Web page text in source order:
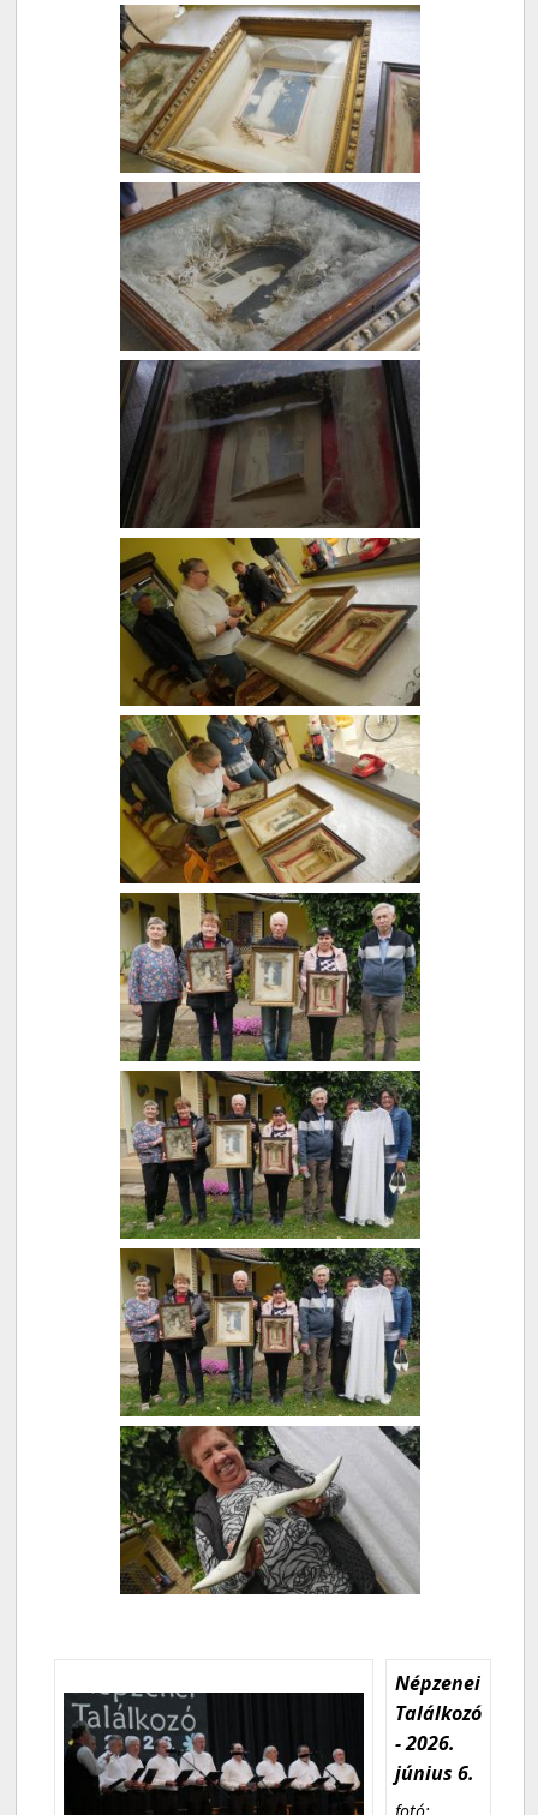
Népzenei
Találkozó
- 2026.
június 6.